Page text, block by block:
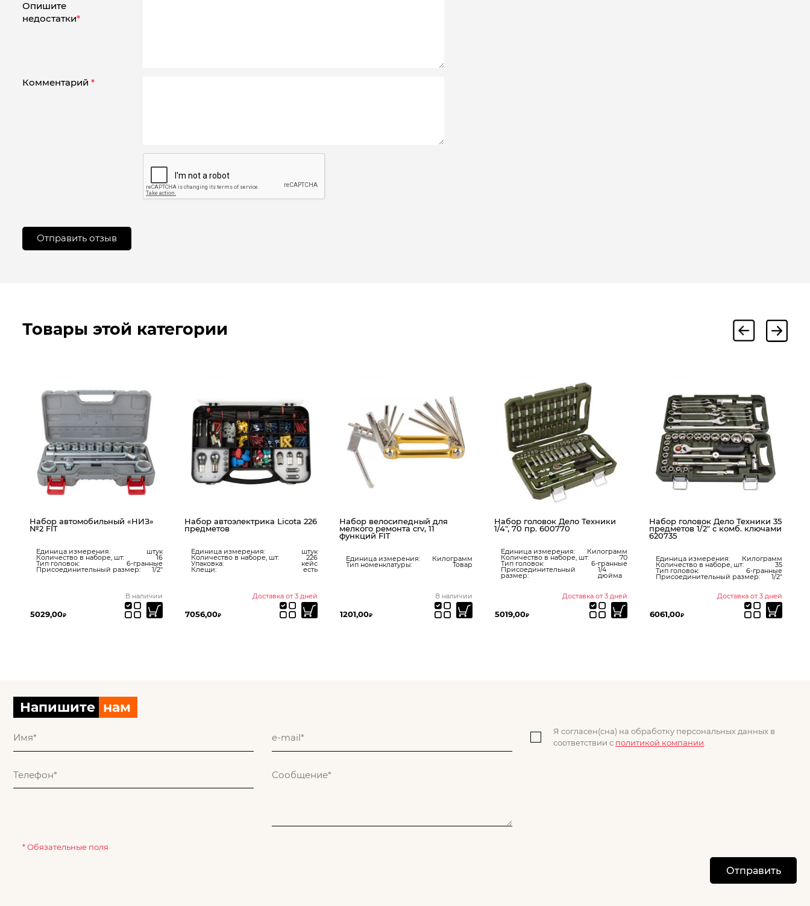
Опишите
недостатки*
Комментарий *
Товары этой категории
Набор автомобильный «НИЗ»
№2 FIT
Единица измерения: штук
Количество в наборе, шт: 16
Тип головок: 6-гранные
Присоединительный размер: 1/2"
В наличии
5029,00₽
Набор автоэлектрика Licota 226
предметов
Единица измерения: штук
Количество в наборе, шт: 226
Упаковка: кейс
Клещи: есть
Доставка от 3 дней
7056,00₽
Набор велосипедный для
мелкого ремонта crv, 11
функций FIT
Единица измерения: Килограмм
Тип номенклатуры: Товар
В наличии
1201,00₽
Набор головок Дело Техники
1/4″, 70 пр. 600770
Единица измерения: Килограмм
Количество в наборе, шт: 70
Тип головок: 6-гранные
Присоединительный
размер:
1/4
дюйма
Доставка от 3 дней
5019,00₽
Набор головок Дело Техники 35
предметов 1/2″ с комб. ключами
620735
Единица измерения: Килограмм
Количество в наборе, шт: 35
Тип головок: 6-гранные
Присоединительный размер: 1/2"
Доставка от 3 дней
6061,00₽
Напишите нам
Я согласен(сна) на обработку персональных данных в
соответствии с политикой компании.
* Обязательные поля
Отправить